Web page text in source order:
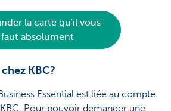
la carte qu'il vous
faut absolument
KBC?
Essential est liée au compte
Pour pouvoir demander une